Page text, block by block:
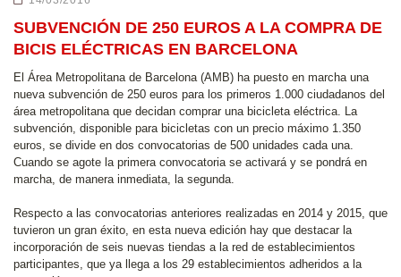
SUBVENCIÓN DE 250 EUROS A LA COMPRA DE
BICIS ELÉCTRICAS EN BARCELONA
El Área Metropolitana de Barcelona (AMB) ha puesto en marcha una
nueva subvención de 250 euros para los primeros 1.000 ciudadanos del
área metropolitana que decidan comprar una bicicleta eléctrica. La
subvención, disponible para bicicletas con un precio máximo 1.350
euros, se divide en dos convocatorias de 500 unidades cada una.
Cuando se agote la primera convocatoria se activará y se pondrá en
marcha, de manera inmediata, la segunda.
Respecto a las convocatorias anteriores realizadas en 2014 y 2015, que
tuvieron un gran éxito, en esta nueva edición hay que destacar la
incorporación de seis nuevas tiendas a la red de establecimientos
participantes, que ya llega a los 29 establecimientos adheridos a la